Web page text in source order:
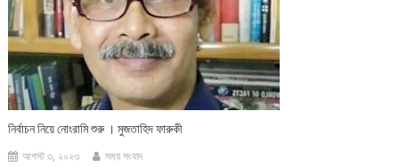
নির্বাচন নিয়ে নোংরামি শুরু । মুজতাহিদ ফারুকী
আগস্ট ৩, ২০২৩ সময় সংবাদ